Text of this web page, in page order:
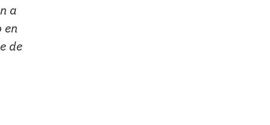
a
en
de